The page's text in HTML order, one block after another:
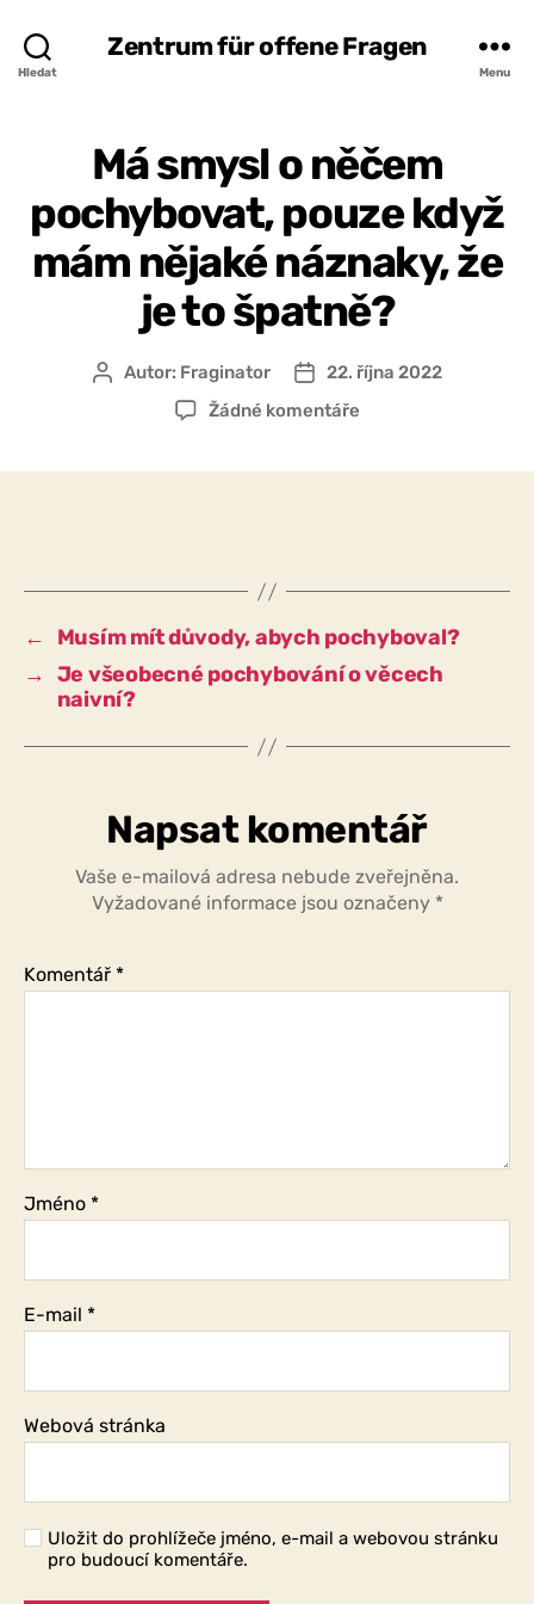
Hledat
Zentrum für offene Fragen
Menu
Má smysl o něčem
pochybovat, pouze když
mám nějaké náznaky, že
je to špatně?
Autor
příspěvku
Autor: Fraginator
Datum
příspěvku
22. října 2022
Žádné komentářeu
něčem
pouze
když
náznaky,
to
←
Musím mít důvody, abych pochyboval?
→ Je všeobecné pochybování o věcech
naivní?
Napsat komentář
Vaše e-mailová adresa nebude zveřejněna.
Vyžadované informace jsou označeny *
Komentář *
Jméno *
E-mail *
Webová stránka
Uložit do prohlížeče jméno, e-mail a webovou stránku
pro budoucí komentáře.